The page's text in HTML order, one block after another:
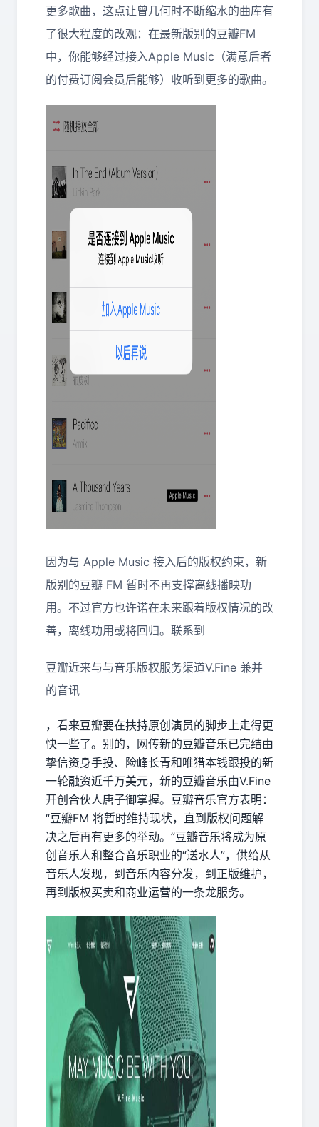
更多歌曲，这点让曾几何时不断缩水的曲库有
了很大程度的改观：在最新版别的豆瓣FM
中，你能够经过接入Apple Music（满意后者
的付费订阅会员后能够）收听到更多的歌曲。
因为与 Apple Music 接入后的版权约束，新
版别的豆瓣 FM 暂时不再支撑离线播映功
用。不过官方也许诺在未来跟着版权情况的改
善，离线功用或将回归。联系到
豆瓣近来与与音乐版权服务渠道V.Fine 兼并
的音讯
，看来豆瓣要在扶持原创演员的脚步上走得更
快一些了。别的，网传新的豆瓣音乐已完结由
挚信资身手投、险峰长青和唯猎本钱跟投的新
一轮融资近千万美元，新的豆瓣音乐由V.Fine
开创合伙人唐子御掌握。豆瓣音乐官方表明：
“豆瓣FM 将暂时维持现状，直到版权问题解
决之后再有更多的举动。”豆瓣音乐将成为原
创音乐人和整合音乐职业的“送水人”，供给从
音乐人发现，到音乐内容分发，到正版维护，
再到版权买卖和商业运营的一条龙服务。